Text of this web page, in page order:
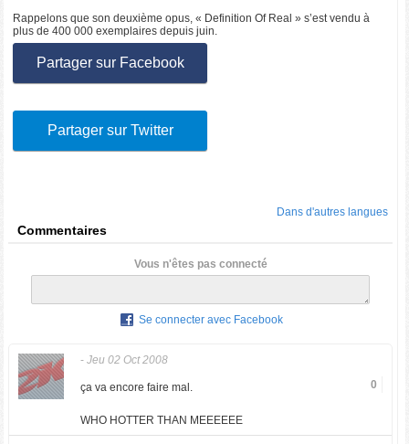
Rappelons que son deuxième opus, « Definition Of Real » s’est vendu à
plus de 400 000 exemplaires depuis juin.
Partager sur Facebook
Partager sur Twitter
Dans d'autres langues
Commentaires
Vous n'êtes pas connecté
Se connecter avec Facebook
- Jeu 02 Oct 2008
0
ça va encore faire mal.
WHO HOTTER THAN MEEEEEE